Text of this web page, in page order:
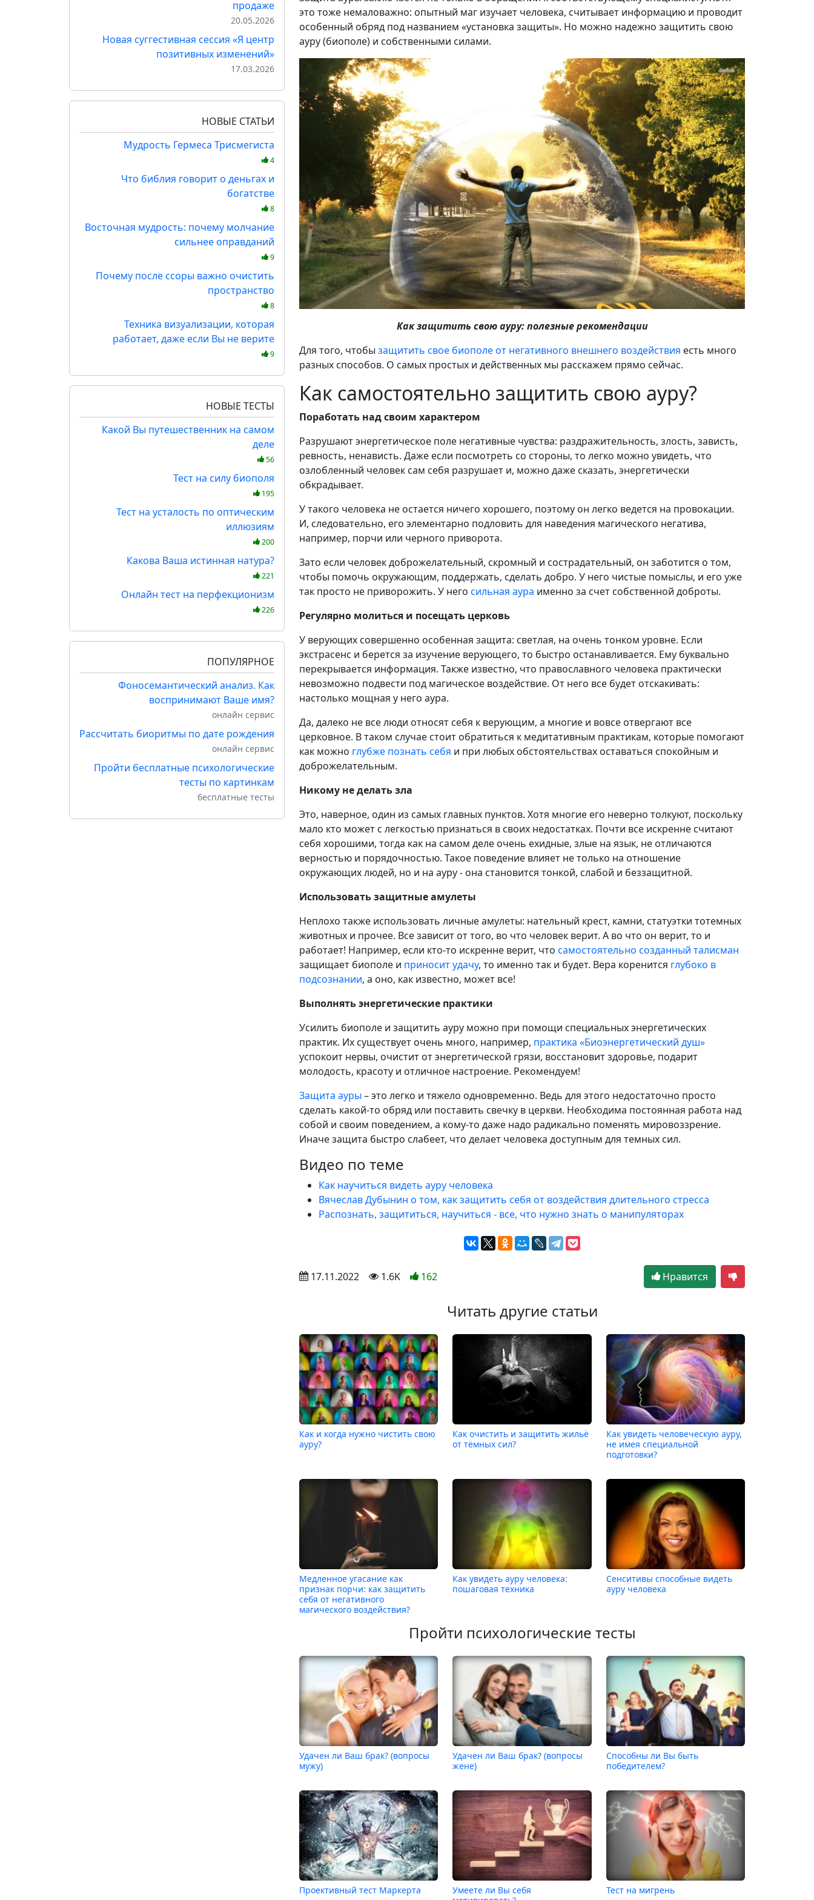
продаже
20.05.2026
Новая суггестивная сессия «Я центр
позитивных изменений»
17.03.2026
НОВЫЕ СТАТЬИ
Мудрость Гермеса Трисмегиста
4
Что библия говорит о деньгах и
богатстве
8
Восточная мудрость: почему молчание
сильнее оправданий
9
Почему после ссоры важно очистить
пространство
8
Техника визуализации, которая
работает, даже если Вы не верите
9
НОВЫЕ ТЕСТЫ
Какой Вы путешественник на самом
деле
56
Тест на силу биополя
195
Тест на усталость по оптическим
иллюзиям
200
Какова Ваша истинная натура?
221
Онлайн тест на перфекционизм
226
ПОПУЛЯРНОЕ
Фоносемантический анализ. Как
воспринимают Ваше имя?
онлайн сервис
Рассчитать биоритмы по дате рождения
онлайн сервис
Пройти бесплатные психологические
тесты по картинкам
бесплатные тесты
это тоже немаловажно: опытный маг изучает человека, считывает информацию и проводит
особенный обряд под названием «установка защиты». Но можно надежно защитить свою
ауру (биополе) и собственными силами.
Как защитить свою ауру: полезные рекомендации
Для того, чтобы защитить свое биополе от негативного внешнего воздействия есть много
разных способов. О самых простых и действенных мы расскажем прямо сейчас.
Как самостоятельно защитить свою ауру?
Поработать над своим характером
Разрушают энергетическое поле негативные чувства: раздражительность, злость, зависть,
ревность, ненависть. Даже если посмотреть со стороны, то легко можно увидеть, что
озлобленный человек сам себя разрушает и, можно даже сказать, энергетически
обкрадывает.
У такого человека не остается ничего хорошего, поэтому он легко ведется на провокации.
И, следовательно, его элементарно подловить для наведения магического негатива,
например, порчи или черного приворота.
Зато если человек доброжелательный, скромный и сострадательный, он заботится о том,
чтобы помочь окружающим, поддержать, сделать добро. У него чистые помыслы, и его уже
так просто не приворожить. У него сильная аура именно за счет собственной доброты.
Регулярно молиться и посещать церковь
У верующих совершенно особенная защита: светлая, на очень тонком уровне. Если
экстрасенс и берется за изучение верующего, то быстро останавливается. Ему буквально
перекрывается информация. Также известно, что православного человека практически
невозможно подвести под магическое воздействие. От него все будет отскакивать:
настолько мощная у него аура.
Да, далеко не все люди относят себя к верующим, а многие и вовсе отвергают все
церковное. В таком случае стоит обратиться к медитативным практикам, которые помогают
как можно глубже познать себя и при любых обстоятельствах оставаться спокойным и
доброжелательным.
Никому не делать зла
Это, наверное, один из самых главных пунктов. Хотя многие его неверно толкуют, поскольку
мало кто может с легкостью признаться в своих недостатках. Почти все искренне считают
себя хорошими, тогда как на самом деле очень ехидные, злые на язык, не отличаются
верностью и порядочностью. Такое поведение влияет не только на отношение
окружающих людей, но и на ауру - она становится тонкой, слабой и беззащитной.
Использовать защитные амулеты
Неплохо также использовать личные амулеты: нательный крест, камни, статуэтки тотемных
животных и прочее. Все зависит от того, во что человек верит. А во что он верит, то и
работает! Например, если кто-то искренне верит, что самостоятельно созданный талисман
защищает биополе и приносит удачу, то именно так и будет. Вера коренится глубоко в
подсознании, а оно, как известно, может все!
Выполнять энергетические практики
Усилить биополе и защитить ауру можно при помощи специальных энергетических
практик. Их существует очень много, например, практика «Биоэнергетический душ»
успокоит нервы, очистит от энергетической грязи, восстановит здоровье, подарит
молодость, красоту и отличное настроение. Рекомендуем!
Защита ауры – это легко и тяжело одновременно. Ведь для этого недостаточно просто
сделать какой-то обряд или поставить свечку в церкви. Необходима постоянная работа над
собой и своим поведением, а кому-то даже надо радикально поменять мировоззрение.
Иначе защита быстро слабеет, что делает человека доступным для темных сил.
Видео по теме
Как научиться видеть ауру человека
Вячеслав Дубынин о том, как защитить себя от воздействия длительного стресса
Распознать, защититься, научиться - все, что нужно знать о манипуляторах
17.11.2022 1.6K 162 Нравится
Читать другие статьи
Как и когда нужно чистить свою
ауру?
Как очистить и защитить жильё
от тёмных сил?
Как увидеть человеческую ауру,
не имея специальной
подготовки?
Медленное угасание как
признак порчи: как защитить
себя от негативного
магического воздействия?
Как увидеть ауру человека:
пошаговая техника
Сенситивы способные видеть
ауру человека
Пройти психологические тесты
Удачен ли Ваш брак? (вопросы
мужу)
Удачен ли Ваш брак? (вопросы
жене)
Способны ли Вы быть
победителем?
Проективный тест Маркерта
Умеете ли Вы себя
Тест на мигрень